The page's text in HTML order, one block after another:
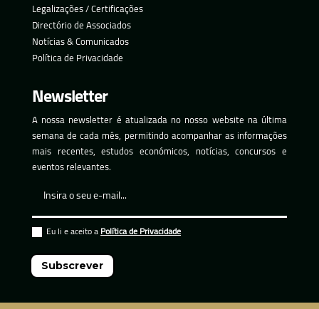
Legalizações / Certificações
Directório de Associados
Notícias & Comunicados
Política de Privacidade
Newsletter
A nossa newsletter é atualizada no nosso website na última
semana de cada mês, permitindo acompanhar as informações
mais recentes, estudos económicos, notícias, concursos e
eventos relevantes.
Eu li e aceito aPolítica de Privacidade
Subscrever